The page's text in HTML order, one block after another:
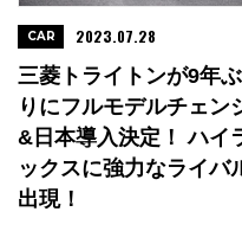
三菱トライトンが9年ぶ
りにフルモデルチェン
&日本導入決定！ ハイ
ックスに強力なライバ
出現！
CAR 2023.07.28